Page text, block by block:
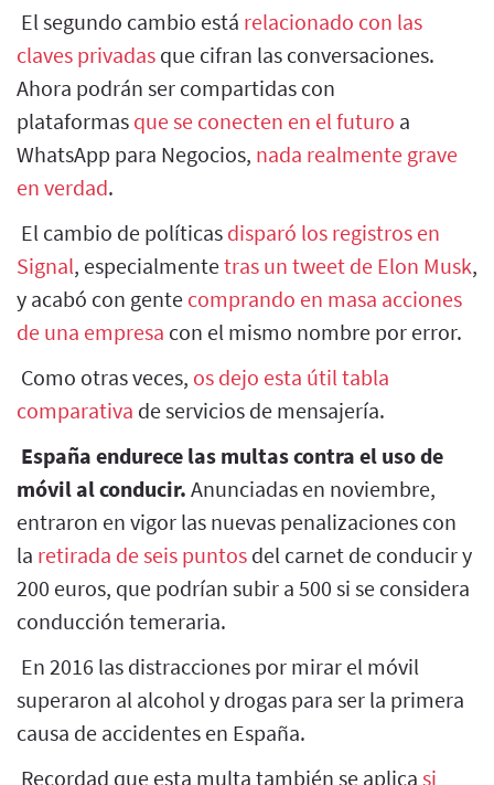
El segundo cambio está relacionado con las
claves privadas que cifran las conversaciones.
Ahora podrán ser compartidas con
plataformas que se conecten en el futuro a
WhatsApp para Negocios, nada realmente grave
en verdad.
El cambio de políticas disparó los registros en
Signal, especialmentetras un tweet de Elon Musk,
y acabó con gente comprando en masa acciones
de una empresa con el mismo nombre por error.
Como otras veces, os dejo esta útil tabla
comparativa de servicios de mensajería.
España endurece las multas contra el uso de
móvil al conducir. Anunciadas en noviembre,
entraron en vigor las nuevas penalizaciones con
la retirada de seis puntos del carnet de conducir y
200 euros, que podrían subir a 500 si se considera
conducción temeraria.
En 2016 las distracciones por mirar el móvil
superaron al alcohol y drogas para ser la primera
causa de accidentes en España.
Recordad que esta multa también se aplica si